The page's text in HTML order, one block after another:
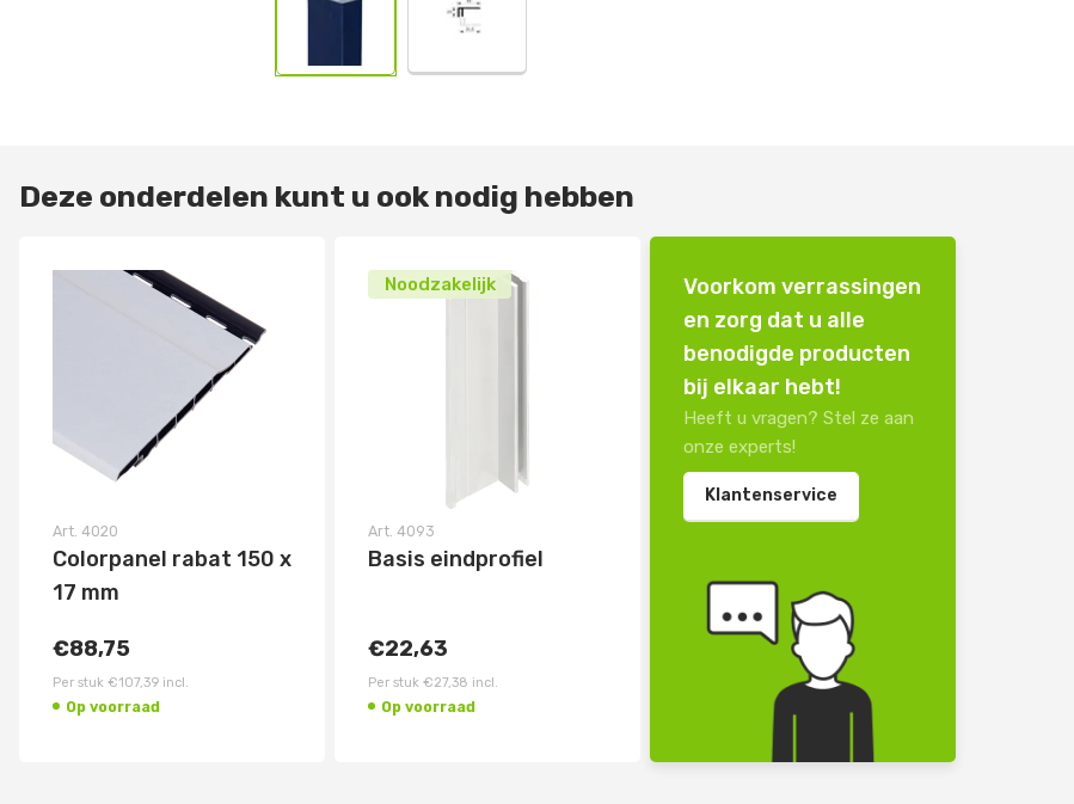
Deze onderdelen kunt u ook nodig hebben
Art. 4020
Colorpanel rabat 150 x
17 mm
€88,75
Per stuk €107,39 incl.
Op voorraad
Noodzakelijk
Art. 4093
Basis eindprofiel
€22,63
Per stuk €27,38 incl.
Op voorraad
Voorkom verrassingen
en zorg dat u alle
benodigde producten
bij elkaar hebt!
Heeft u vragen? Stel ze aan
onze experts!
Klantenservice